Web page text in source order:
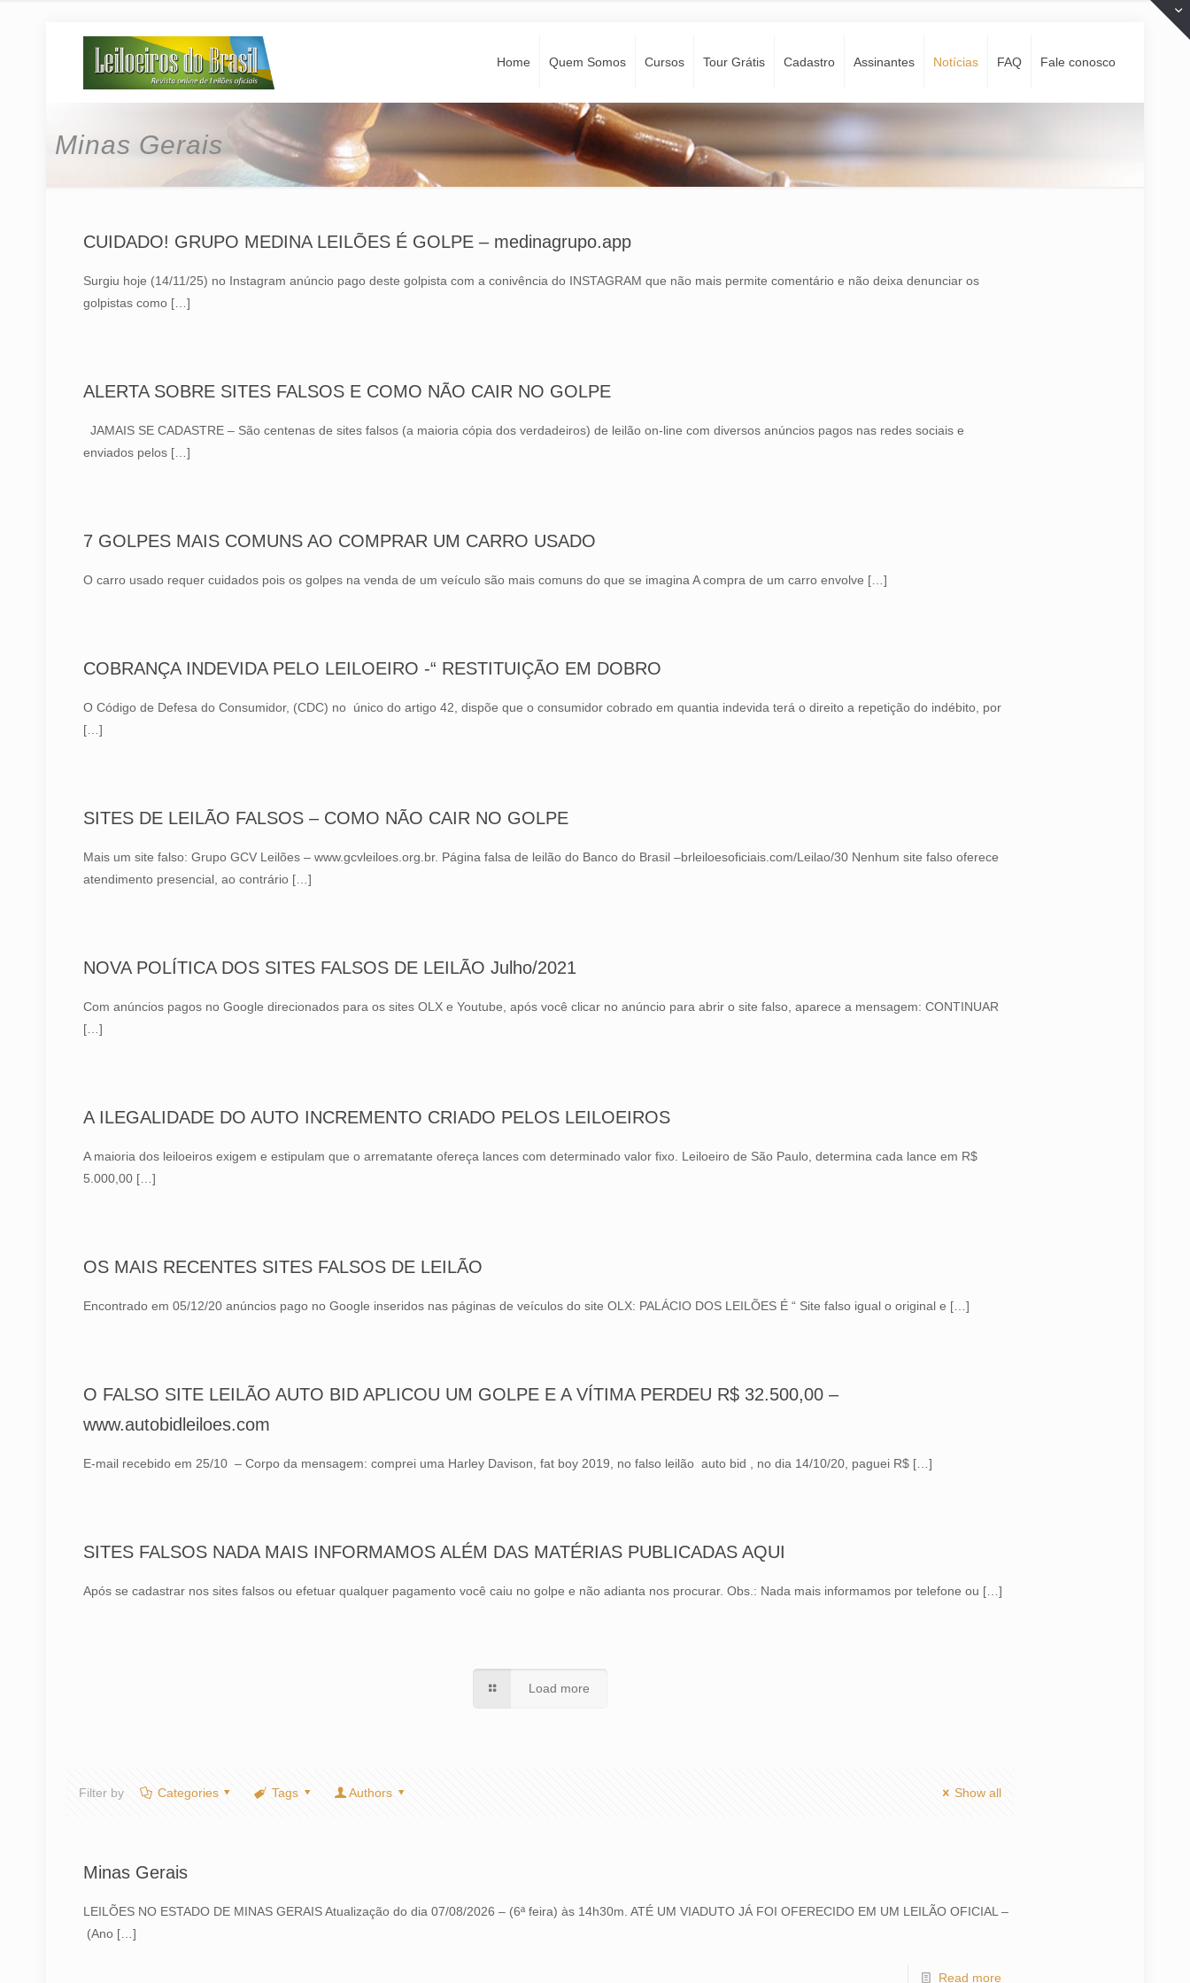
Home Quem Somos Cursos Tour Grátis Cadastro Assinantes Notí­cias FAQ Fale conosco
Minas Gerais
CUIDADO! GRUPO MEDINA LEILÕES É GOLPE – medinagrupo.app
Surgiu hoje (14/11/25) no Instagram anúncio pago deste golpista com a conivência do INSTAGRAM que não mais permite comentário e não deixa denunciar os
golpistas como […]
ALERTA SOBRE SITES FALSOS E COMO NÃO CAIR NO GOLPE
JAMAIS SE CADASTRE – São centenas de sites falsos (a maioria cópia dos verdadeiros) de leilão on-line com diversos anúncios pagos nas redes sociais e
enviados pelos […]
7 GOLPES MAIS COMUNS AO COMPRAR UM CARRO USADO
O carro usado requer cuidados pois os golpes na venda de um veí­culo são mais comuns do que se imagina A compra de um carro envolve […]
COBRANÇA INDEVIDA PELO LEILOEIRO -“ RESTITUIÇÃO EM DOBRO
O Código de Defesa do Consumidor, (CDC) no único do artigo 42, dispõe que o consumidor cobrado em quantia indevida terá o direito a repetição do indébito, por
[…]
SITES DE LEILÃO FALSOS – COMO NÃO CAIR NO GOLPE
Mais um site falso: Grupo GCV Leilões – www.gcvleiloes.org.br. Página falsa de leilão do Banco do Brasil –brleiloesoficiais.com/Leilao/30 Nenhum site falso oferece
atendimento presencial, ao contrário […]
NOVA POLÍTICA DOS SITES FALSOS DE LEILÃO Julho/2021
Com anúncios pagos no Google direcionados para os sites OLX e Youtube, após você clicar no anúncio para abrir o site falso, aparece a mensagem: CONTINUAR
[…]
A ILEGALIDADE DO AUTO INCREMENTO CRIADO PELOS LEILOEIROS
A maioria dos leiloeiros exigem e estipulam que o arrematante ofereça lances com determinado valor fixo. Leiloeiro de São Paulo, determina cada lance em R$
5.000,00 […]
OS MAIS RECENTES SITES FALSOS DE LEILÃO
Encontrado em 05/12/20 anúncios pago no Google inseridos nas páginas de veí­culos do site OLX: PALÁCIO DOS LEILÕES É “ Site falso igual o original e […]
O FALSO SITE LEILÃO AUTO BID APLICOU UM GOLPE E A VÍTIMA PERDEU R$ 32.500,00 –
www.autobidleiloes.com
E-mail recebido em 25/10 – Corpo da mensagem: comprei uma Harley Davison, fat boy 2019, no falso leilão auto bid , no dia 14/10/20, paguei R$ […]
SITES FALSOS NADA MAIS INFORMAMOS ALÉM DAS MATÉRIAS PUBLICADAS AQUI
Após se cadastrar nos sites falsos ou efetuar qualquer pagamento você caiu no golpe e não adianta nos procurar. Obs.: Nada mais informamos por telefone ou […]
Load more
Filter by Categories Tags Authors Show all
Minas Gerais
LEILÕES NO ESTADO DE MINAS GERAIS Atualização do dia 07/08/2026 – (6ª feira) às 14h30m. ATÉ UM VIADUTO JÁ FOI OFERECIDO EM UM LEILÃO OFICIAL –
(Ano […]
Read more